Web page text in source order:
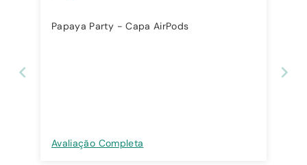
Papaya Party - Capa AirPods
Avaliação Completa